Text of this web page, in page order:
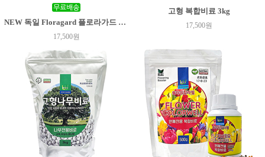
NEW 독일 Floragard 플로라가드 수국상토 25리터
17,500원
고형 복합비료 3kg
17,500원